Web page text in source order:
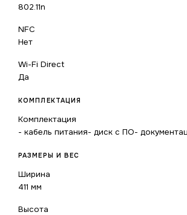
802.11n
NFC
Нет
Wi-Fi Direct
Да
КОМПЛЕКТАЦИЯ
Комплектация
- кабель питания- диск с ПО-
РАЗМЕРЫ И ВЕС
Ширина
411 мм
Высота